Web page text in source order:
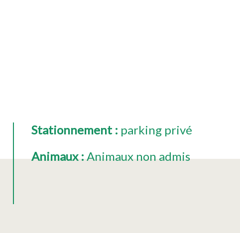
Stationnement : parking privé
Animaux:Animaux non admis